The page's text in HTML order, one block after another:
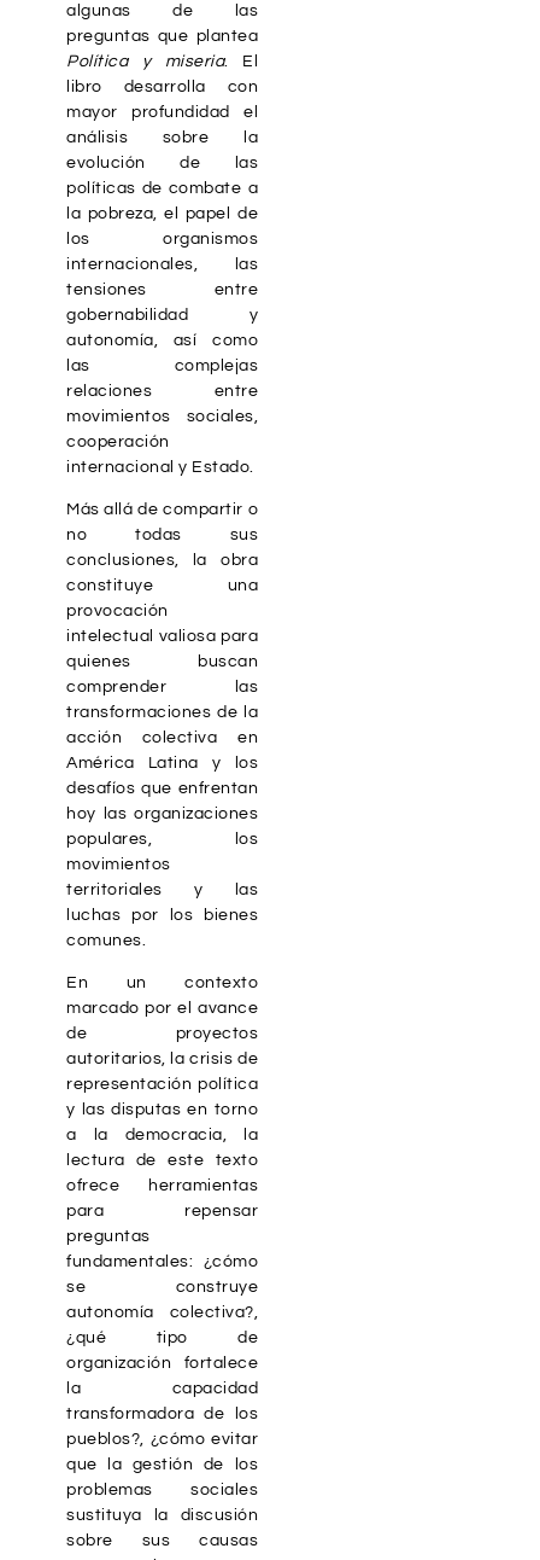
algunas de las
preguntas que plantea
Política y miseria. El
libro desarrolla con
mayor profundidad el
análisis sobre la
evolución de las
políticas de combate a
la pobreza, el papel de
los organismos
internacionales, las
tensiones entre
gobernabilidad y
autonomía, así como
las complejas
relaciones entre
movimientos sociales,
cooperación
internacional y Estado.
Más allá de compartir o
no todas sus
conclusiones, la obra
constituye una
provocación
intelectual valiosa para
quienes buscan
comprender las
transformaciones de la
acción colectiva en
América Latina y los
desafíos que enfrentan
hoy las organizaciones
populares, los
movimientos
territoriales y las
luchas por los bienes
comunes.
En un contexto
marcado por el avance
de proyectos
autoritarios, la crisis de
representación política
y las disputas en torno
a la democracia, la
lectura de este texto
ofrece herramientas
para repensar
preguntas
fundamentales: ¿cómo
se construye
autonomía colectiva?,
¿qué tipo de
organización fortalece
la capacidad
transformadora de los
pueblos?, ¿cómo evitar
que la gestión de los
problemas sociales
sustituya la discusión
sobre sus causas